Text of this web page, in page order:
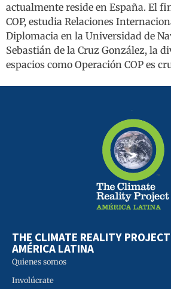
actualmente reside en España. El
COP, estudia Relaciones
Diplomacia en la Universidad de
Sebastián de la Cruz González, la
espacios como Operación COP es
THE CLIMATE REALITY PROJECT
AMÉRICA LATINA
Quienes somos
Involúcrate